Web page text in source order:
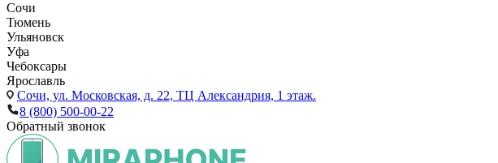
Сочи
Тюмень
Ульяновск
Уфа
Чебоксары
Ярославль
Сочи, ул. Московская, д. 22, ТЦ Александрия, 1 этаж.
8 (800) 500-00-22
Обратный звонок